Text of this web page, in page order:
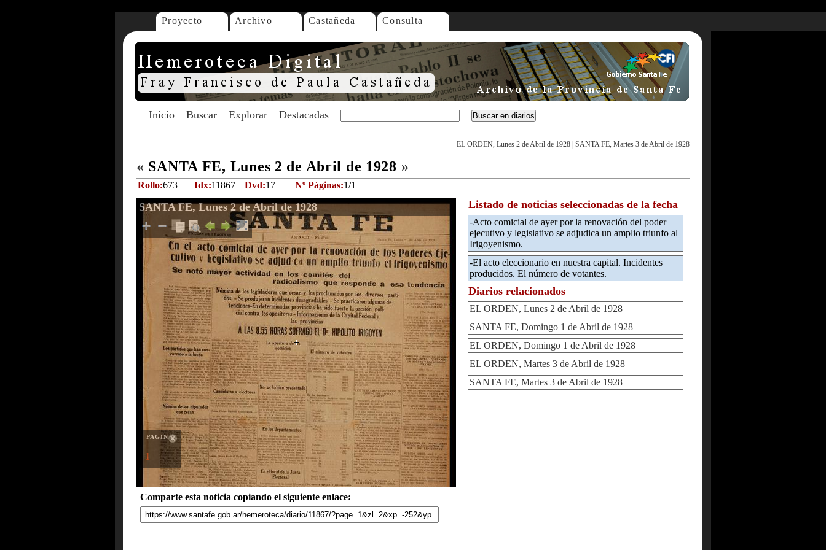
Proyecto Archivo Castañeda Consulta
Inicio Buscar Explorar Destacadas
EL ORDEN, Lunes 2 de Abril de 1928 SANTA FE, Martes 3 de Abril de 1928
« SANTA FE, Lunes 2 de Abril de 1928 »
Rollo:673 Idx:11867 Dvd:17 Nº Páginas:1/1
SANTA FE, Lunes 2 de Abril de 1928
PAGINAS
1
Comparte esta noticia copiando el siguiente enlace:
Listado de noticias seleccionadas de la fecha
-Acto comicial de ayer por la renovación del poder
ejecutivo y legislativo se adjudica un amplio triunfo al
Irigoyenismo.
-El acto eleccionario en nuestra capital. Incidentes
producidos. El número de votantes.
Diarios relacionados
EL ORDEN, Lunes 2 de Abril de 1928
SANTA FE, Domingo 1 de Abril de 1928
EL ORDEN, Domingo 1 de Abril de 1928
EL ORDEN, Martes 3 de Abril de 1928
SANTA FE, Martes 3 de Abril de 1928